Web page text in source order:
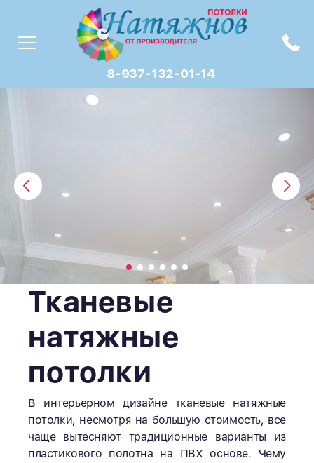
8-937-132-01-14
Тканевые
натяжные
потолки
В интерьерном дизайне тканевые натяжные
потолки, несмотря на большую стоимость, все
чаще вытесняют традиционные варианты из
пластикового полотна на ПВХ основе. Чему